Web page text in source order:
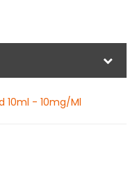
10ml - 10mg/ml